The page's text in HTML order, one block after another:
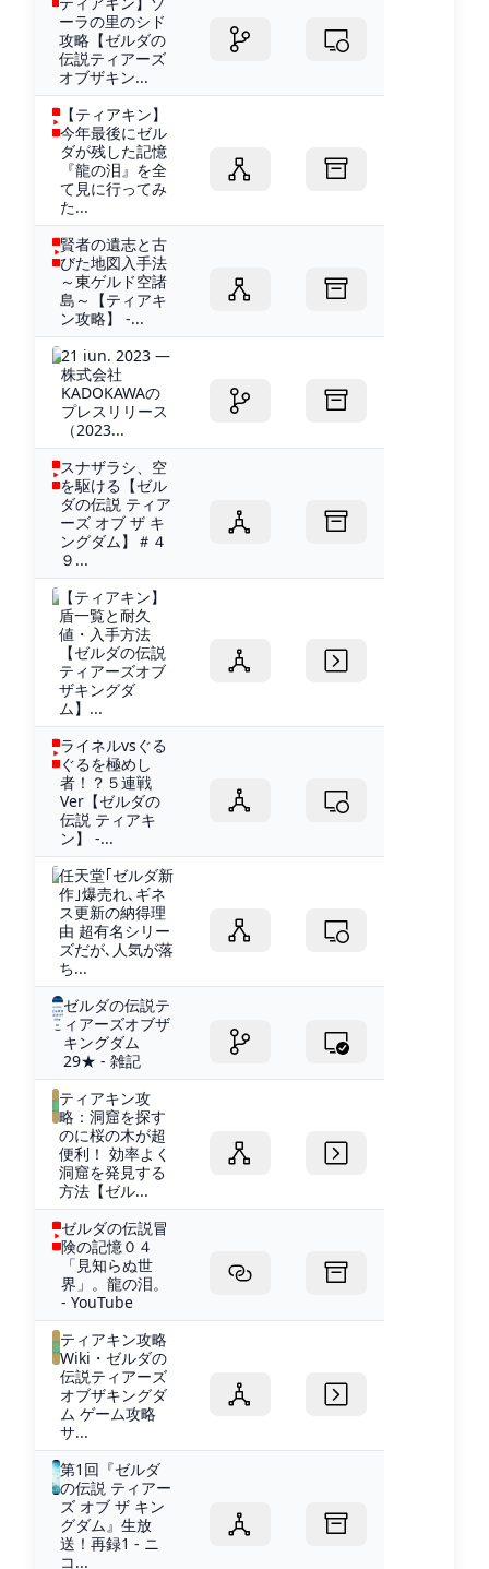
ーラの里のシド
攻略【ゼルダの
伝説ティアーズ
オブザキン...
【ティアキン】
今年最後にゼル
ダが残した記憶
『龍の泪』を全
て見に行ってみ
た...
賢者の遺志と古
びた地図入手法
～東ゲルド空諸
島～【ティアキ
ン攻略】 -...
21 iun. 2023 —
株式会社
KADOKAWAの
プレスリリース
（2023...
スナザラシ、空
を駆ける【ゼル
ダの伝説 ティア
ーズ オブ ザ キ
ングダム】＃４
９...
【ティアキン】
盾一覧と耐久
値・入手方法
【ゼルダの伝説
ティアーズオブ
ザキングダ
ム】...
ライネルvsぐる
ぐるを極めし
者！？５連戦
Ver【ゼルダの
伝説 ティアキ
ン】 -...
任天堂｢ゼルダ新
作｣爆売れ､ギネ
ス更新の納得理
由 超有名シリー
ズだが､人気が落
ち...
ゼルダの伝説テ
ィアーズオブザ
キングダム
29★ - 雑記
ティアキン攻
略：洞窟を探す
のに桜の木が超
便利！ 効率よく
洞窟を発見する
方法【ゼル...
ゼルダの伝説冒
険の記憶０４
「見知らぬ世
界」。龍の泪。
- YouTube
ティアキン攻略
Wiki・ゼルダの
伝説ティアーズ
オブザキングダ
ム ゲーム攻略
サ...
第1回『ゼルダ
の伝説 ティアー
ズ オブ ザ キン
グダム』生放
送！再録1 - ニ
コ...